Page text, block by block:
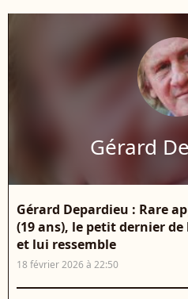
Gérard
Gérard Depardieu : Rare
(19 ans), le petit dernier
et lui ressemble
18 février 2026 à 22:50